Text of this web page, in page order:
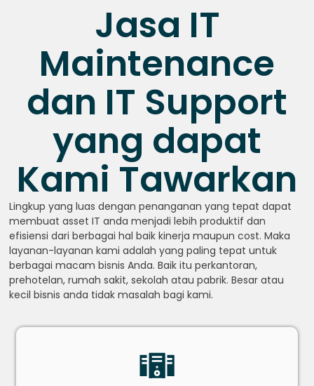
Jasa IT
Maintenance
dan IT Support
yang dapat
Kami Tawarkan
Lingkup yang luas dengan penanganan yang tepat dapat
membuat asset IT anda menjadi lebih produktif dan
efisiensi dari berbagai hal baik kinerja maupun cost. Maka
layanan-layanan kami adalah yang paling tepat untuk
berbagai macam bisnis Anda. Baik itu perkantoran,
prehotelan, rumah sakit, sekolah atau pabrik. Besar atau
kecil bisnis anda tidak masalah bagi kami.